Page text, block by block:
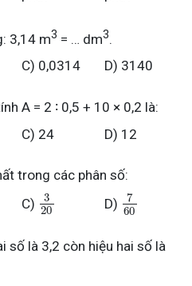
3,14 m3 = … dm3.
C) 0,0314 D) 3140
A = 2 ∶ 0,5 + 10 × 0,2 là:
C) 24 D) 12
trong các phân số:
C)
3
20
D)
7
60
số là 3,2 còn hiệu hai số là